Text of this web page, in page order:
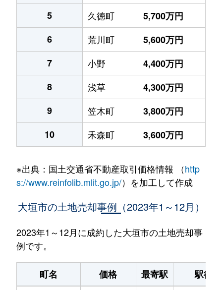
5
久徳町
5,700万円
6
荒川町
5,600万円
7
小野
4,400万円
8
浅草
4,300万円
9
笠木町
3,800万円
10
禾森町 3,600万円
※出典：国土交通省不動産取引価格情報 （http
s://www.reinfolib.mlit.go.jp/）を加工して作成
大垣市の土地売却事例（2023年1～12月）
2023年1～12月に成約した大垣市の土地売却事
例です。
町名 価格 最寄駅
駅徒歩